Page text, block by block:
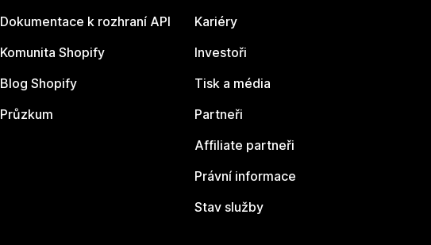
Dokumentace k rozhraní API
Komunita Shopify
Blog Shopify
Průzkum
Kariéry
Investoři
Tisk a média
Partneři
Affiliate partneři
Právní informace
Stav služby